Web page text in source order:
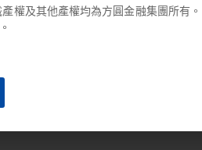
權及其他產權均為方圓金融集團所有。